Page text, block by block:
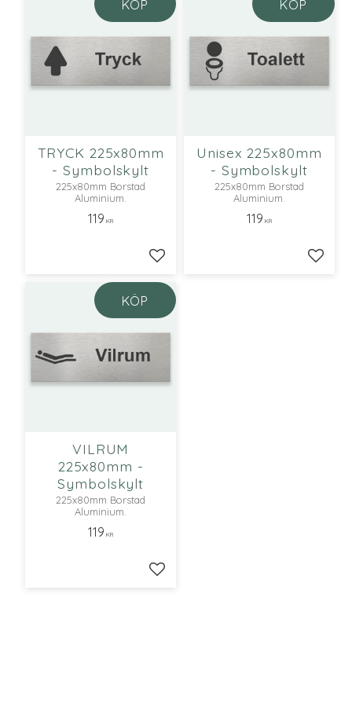
TRYCK 225x80mm
- Symbolskylt
225x80mm Borstad
Aluminium.
119 KR
Lägg till i favoriter
KÖP
Unisex 225x80mm
- Symbolskylt
225x80mm Borstad
Aluminium.
119 KR
Lägg
KÖP
VILRUM
225x80mm -
Symbolskylt
225x80mm Borstad
Aluminium.
119 KR
Lägg till i favoriter
KÖP